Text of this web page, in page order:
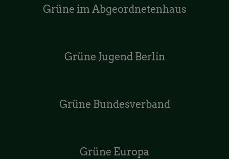
Grüne im Abgeordnetenhaus
Grüne Jugend Berlin
Grüne Bundesverband
Grüne Europa